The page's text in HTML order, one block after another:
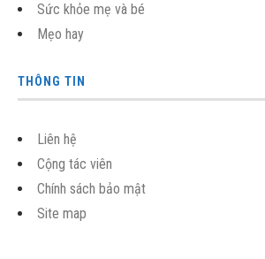
Sức khỏe mẹ và bé
Mẹo hay
THÔNG TIN
Liên hệ
Cộng tác viên
Chính sách bảo mật
Site map